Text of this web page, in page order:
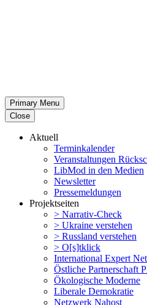
Primary Menu
Close
Aktuell
Termin­ka­lender
Veran­stal­tungen
LibMod in den Medien
Newsletter
Presse­mel­dungen
Projekt­seiten
> Narrativ-Check
> Ukraine verstehen
> Russland verstehen
> O[s]tklick
Inter­na­tional Expert
Östliche Partner­schaft
Ökolo­gische Moderne
Liberale Demokratie
Netzwerk Nahost